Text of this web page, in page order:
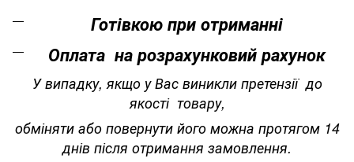
Готівкою при отриманні
Оплата на розрахунковий рахунок
У випадку, якщо у Вас виникли претензії до
якості товару,
обміняти або повернути його можна протягом 14
днів після отримання замовлення.